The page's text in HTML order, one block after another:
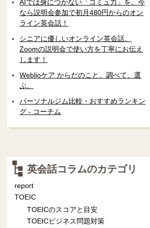
AIでは身につかない「コミュ力」を。今
なら説明会参加で初月480円からのオン
ライン英会話！
シニアに優しいオンライン英会話。
Zoomの説明会で使い方を丁寧にお伝え
します！
Weblioケア からだのこと、調べて、選
ぶ。
パーソナルジム比較・おすすめランキン
グ - コーチム
英会話コラムのカテゴリ
report
TOEIC
TOEICのスコアと目安
TOEICビジネス問題対策